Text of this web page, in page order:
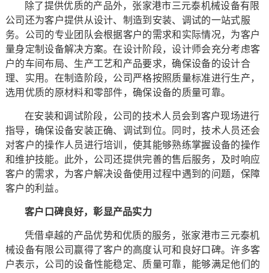
除了提供优质的产品外，张家港市三元泰机械设备有限
公司还为客户提供从设计、制造到安装、调试的一站式服
务。公司的专业团队会根据客户的需求和实际情况，为客户
量身定制设备解决方案。在设计阶段，设计师会充分考虑客
户的车间布局、生产工艺和产品要求，确保设备的设计合
理、实用。在制造阶段，公司严格按照质量标准进行生产，
选用优质的原材料和零部件，确保设备的质量可靠。
在安装和调试阶段，公司的技术人员会到客户现场进行
指导，确保设备安装正确、调试到位。同时，技术人员还会
对客户的操作人员进行培训，使其能够熟练掌握设备的操作
和维护技能。此外，公司还提供完善的售后服务，及时响应
客户的需求，为客户解决设备使用过程中遇到的问题，保障
客户的利益。
客户口碑良好，彰显产品实力
凭借卓越的产品优势和优质的服务，张家港市三元泰机
械设备有限公司赢得了客户的高度认可和良好口碑。许多客
户表示，公司的设备性能稳定、质量可靠，能够满足他们的